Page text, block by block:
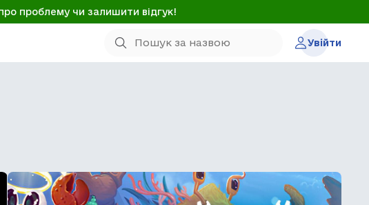
проблему чи залишити відгук!
Увійти